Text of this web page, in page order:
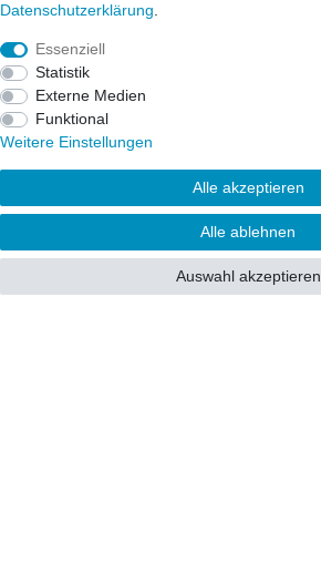
52538 Selfkant
52511 Geilenkirchen
52222 Stolberg
52428 Jülich
52477 Alsdorf
52134 Herzogenrath
Daten­schutz­erklärung
Essenziell
Statistik
Externe Medien
Funktional
Weitere Einstellungen
Alle akzeptieren
Alle ablehnen
Auswahl akzeptieren